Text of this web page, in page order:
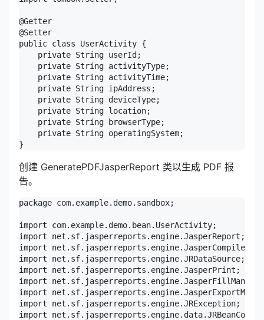
@Getter
@Setter
public class UserActivity {
    private String userId;
    private String activityType;
    private String activityTime;
    private String ipAddress;
    private String deviceType;
    private String location;
    private String browserType;
    private String operatingSystem;
}
创建 GeneratePDFJasperReport 类以生成 PDF 报
告。
package com.example.demo.sandbox;
import com.example.demo.bean.UserActivity;
import net.sf.jasperreports.engine.JasperReport;
import
import net.sf.jasperreports.engine.JRDataSource;
import net.sf.jasperreports.engine.JasperPrint;
import
import
import net.sf.jasperreports.engine.JRException;
import